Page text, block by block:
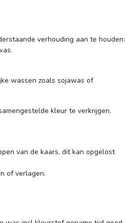
verhouding aan te houden:
wassen zoals sojawas of
kleur te verkrijgen.
van de kaars, dit kan opgelost
of verlagen.